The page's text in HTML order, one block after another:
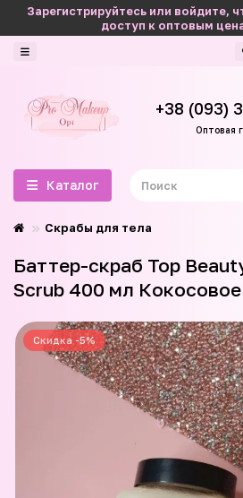
Зарегистрируйтесь или войдите,
доступ к оптовым
+38 (093)
Оптовая
Каталог
Скрабы для тела
Баттер-скраб Top
Scrub 400 мл
Скидка -5%